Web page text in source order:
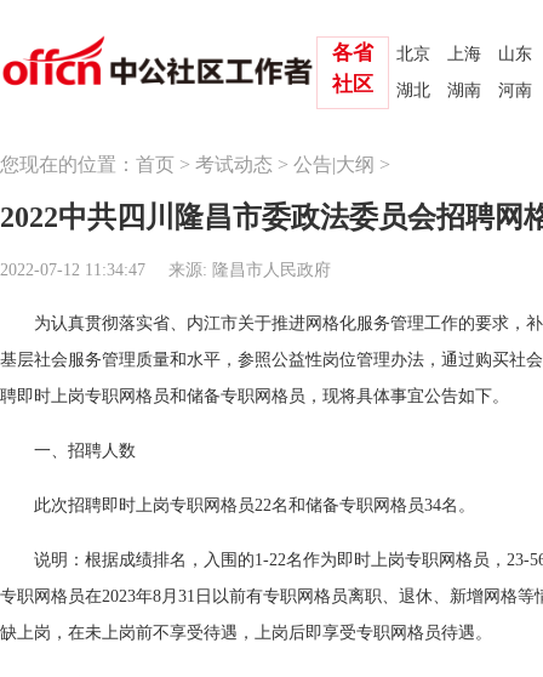
北京 上海
山东
湖北
湖南 河南
各省
社区
您现在的位置： 首页 > 考试动态 > 公告|大纲 >
2022中共四川隆昌市委政法委员会招聘网
2022-07-12 11:34:47 来源: 隆昌市人民政府
为认真贯彻落实省、内江市关于推进网格化服务管理工作的要求，
基层社会服务管理质量和水平，参照公益性岗位管理办法，通过购买社
聘即时上岗专职网格员和储备专职网格员，现将具体事宜公告如下。
一、招聘人数
此次招聘即时上岗专职网格员22名和储备专职网格员34名。
说明：根据成绩排名，入围的1-22名作为即时上岗专职网格员，23-
专职网格员在2023年8月31日以前有专职网格员离职、退休、新增网格
缺上岗，在未上岗前不享受待遇，上岗后即享受专职网格员待遇。